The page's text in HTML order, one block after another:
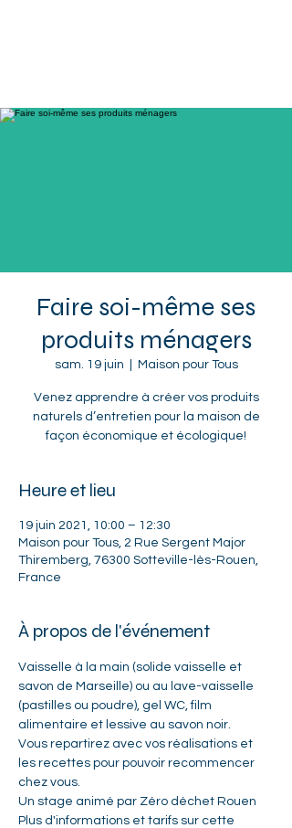
Faire soi-même ses
produits ménagers
sam. 19 juin Maison pour Tous
Venez apprendre à créer vos produits
naturels d’entretien pour la maison de
façon économique et écologique!
Heure et lieu
19 juin 2021, 10:00 – 12:30
Maison pour Tous, 2 Rue Sergent Major
Thiremberg, 76300 Sotteville-lès-Rouen,
France
À propos de l'événement
Vaisselle à la main (solide vaisselle et
savon de Marseille) ou au lave-vaisselle
(pastilles ou poudre), gel WC, film
alimentaire et lessive au savon noir.
Vous repartirez avec vos réalisations et
les recettes pour pouvoir recommencer
chez vous.
Un stage animé par Zéro déchet Rouen
Plus d'informations et tarifs sur cette